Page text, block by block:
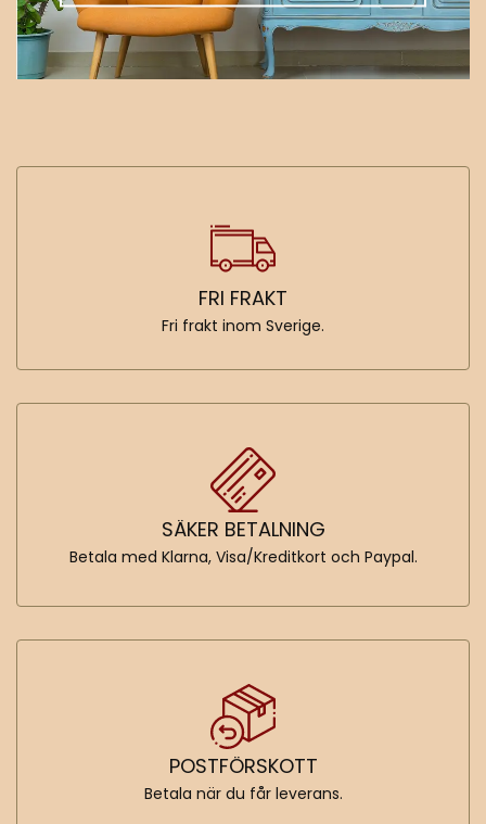
FRI FRAKT
Fri frakt inom Sverige.
SÄKER BETALNING
Betala med Klarna, Visa/Kreditkort och Paypal.
POSTFÖRSKOTT
Betala när du får leverans.